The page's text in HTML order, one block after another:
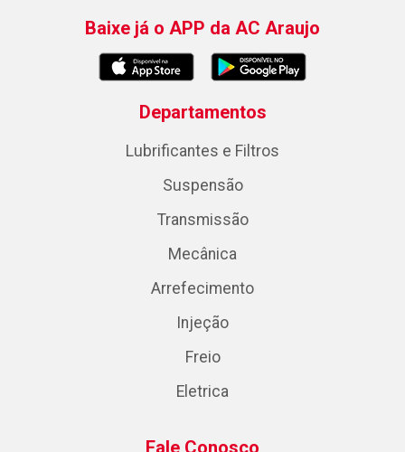
Baixe já o APP da AC Araujo
Departamentos
Lubrificantes e Filtros
Suspensão
Transmissão
Mecânica
Arrefecimento
Injeção
Freio
Eletrica
Fale Conosco